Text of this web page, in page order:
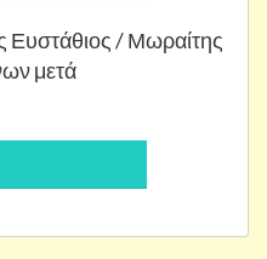
/ Μωραίτης
μετά